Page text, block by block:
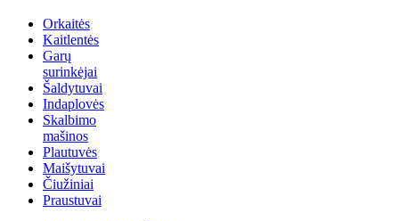
Orkaitės
Kaitlentės
Garų
surinkėjai
Šaldytuvai
Indaplovės
Skalbimo
mašinos
Plautuvės
Maišytuvai
Čiužiniai
Praustuvai